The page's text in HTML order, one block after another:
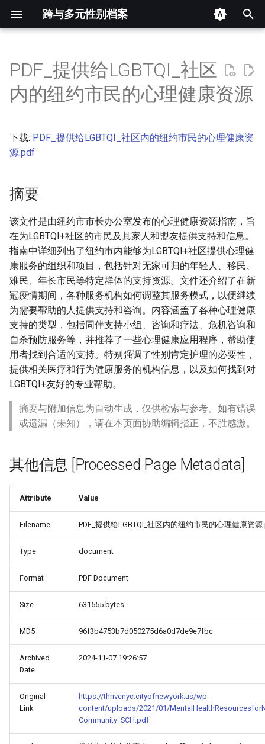
跨与多元性别档案
开
摘要
正文
PDF_提供给LGBTQI_社区
内的纽约市民的心理健康资源
下载: PDF_提供给LGBTQI_社区内的纽约市民的心理健康资
源.pdf
摘要
该文件是由纽约市市长办公室发布的心理健康资源指南，旨
在为LGBTQI+社区的市民及其家人和盟友提供支持和信息。
指南中详细列出了纽约市内能够为LGBTQI+社区提供心理健
康服务的组织和项目，包括针对无家可归的年轻人、移民、
难民、年长市民等特定群体的支持资源。文件还介绍了在新
冠疫情期间，各种服务机构如何调整其服务模式，以便继续
为需要帮助的人提供支持和咨询。内容涵盖了各种心理健康
支持的类型，包括同伴支持小组、咨询和疗法、危机咨询和
自杀预防服务等，并推荐了一些心理健康应用程序，帮助使
用者找到合适的支持。特别强调了性别肯定护理的必要性，
提供相关医疗和行为健康服务的机构信息，以及如何找到对
LGBTQI+友好的专业帮助。
摘要与附加信息为自动生成，仅供检索与参考。如有错误
或遗漏（未知），请在本页面协助编辑指正，不胜感激。
其他信息 [Processed Page Metadata]
Attribute Value
Filename PDF_提供给LGBTQI_社区内的纽约市民的心理健康资
Type document
Format PDF Document
Size 631555 bytes
MD5 96f3b4753b7d050275d6a0d7de9e7fbc
Archived
Date
2024-11-07 19:26:57
Original
Link
https://thrivenyc.cityofnewyork.us/wp-
content/uploads/2021/01/
Community_SCH.pdf